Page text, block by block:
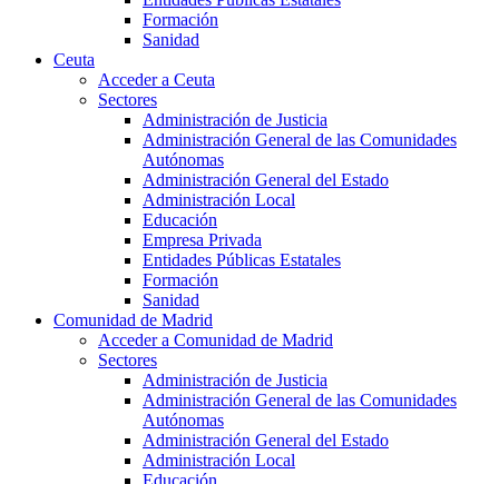
Formación
Sanidad
Ceuta
Acceder a Ceuta
Sectores
Administración de Justicia
Administración General de las Comunidades
Autónomas
Administración General del Estado
Administración Local
Educación
Empresa Privada
Entidades Públicas Estatales
Formación
Sanidad
Comunidad de Madrid
Acceder a Comunidad de Madrid
Sectores
Administración de Justicia
Administración General de las Comunidades
Autónomas
Administración General del Estado
Administración Local